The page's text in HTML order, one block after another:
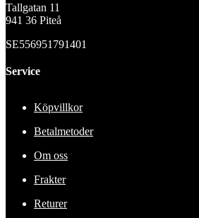
Tallgatan 11
941 36 Piteå
SE556951791401
Service
Köpvillkor
Betalmetoder
Om oss
Frakter
Returer